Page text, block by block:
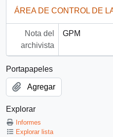
ÁREA DE CONTROL DE
Nota del
archivista
GPM
Portapapeles
Agregar
Explorar
Informes
Explorar lista